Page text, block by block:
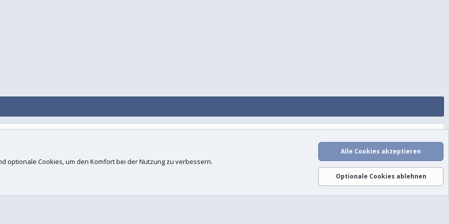
S
Inc.
optionale Cookies, um den Komfort bei der Nutzung zu verbessern.
Alle Cookies akzeptieren
Optionale Cookies ablehnen